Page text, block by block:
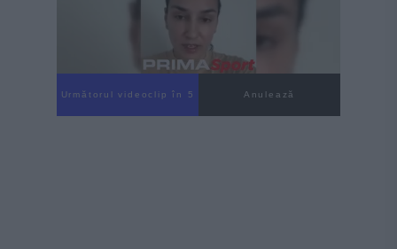
Următorul videoclip în 3 Anulează